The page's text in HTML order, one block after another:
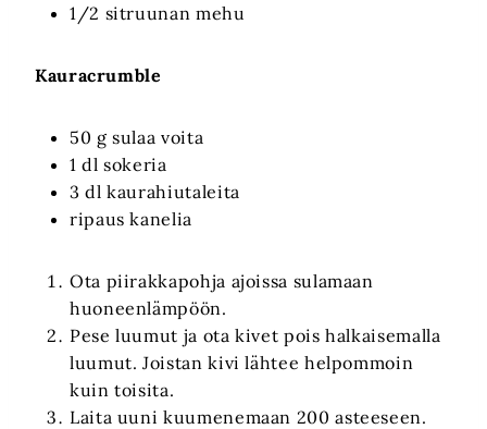
1/2 sitruunan mehu
Kauracrumble
50 g sulaa voita
1 dl sokeria
3 dl kaurahiutaleita
ripaus kanelia
Ota piirakkapohja ajoissa sulamaan
huoneenlämpöön.
Pese luumut ja ota kivet pois halkaisemalla
luumut. Joistan kivi lähtee helpommoin
kuin toisita.
Laita uuni kuumenemaan 200 asteeseen.